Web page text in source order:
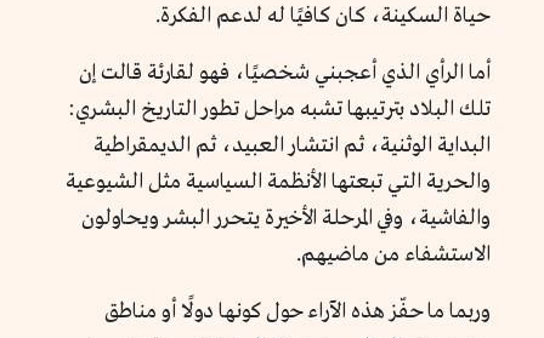
حياة السكينة، كان كافيًا له لدعم الفكرة.
أما الرأي الذي أعجبني شخصيًا، فهو لقارئة قالت إن
تلك البلاد بترتيبها تشبه مراحل تطور التاريخ البشري:
البداية الوثنية، ثم انتشار العبيد، ثم الديمقراطية
والحرية التي تبعتها الأنظمة السياسية مثل الشيوعية
والفاشية، وفي المرحلة الأخيرة يتحرر البشر ويحاولون
الاستشفاء من ماضيهم.
وربما ما حفّز هذه الآراء حول كونها دولًا أو مناطق